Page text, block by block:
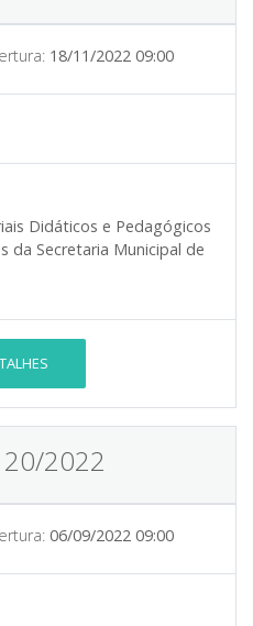
18/11/2022 09:00
Didáticos e Pedagógicos
da Secretaria Municipal de
2022
06/09/2022 09:00